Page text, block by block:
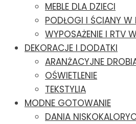
MEBLE DLA DZIECI
PODŁOGI I ŚCIANY W
WYPOSAŻENIE I RTV
DEKORACJE I DODATKI
ARANŻACYJNE
OŚWIETLENIE
TEKSTYLIA
MODNE GOTOWANIE
DANIA